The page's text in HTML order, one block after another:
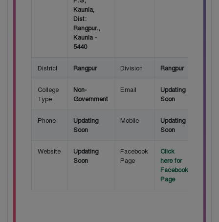
Kaunia,
Dist:
Rangpur.,
Kaunia -
5440
District Rangpur Division Rangpur
College
Type
Non-
Government
Email
Updating
Soon
Phone
Updating
Soon
Mobile
Updating
Soon
Website
Updating
Soon
Facebook
Page
Click
here for
Facebook
Page